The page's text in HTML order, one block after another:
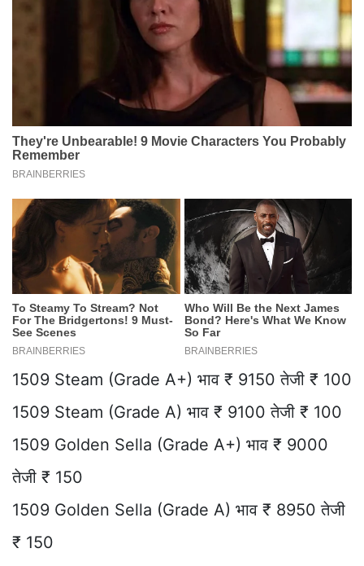
1509 Steam (Grade A+) भाव ₹ 9150 तेजी ₹ 100
1509 Steam (Grade A) भाव ₹ 9100 तेजी ₹ 100
1509 Golden Sella (Grade A+) भाव ₹ 9000
तेजी ₹ 150
1509 Golden Sella (Grade A) भाव ₹ 8950 तेजी
₹ 150